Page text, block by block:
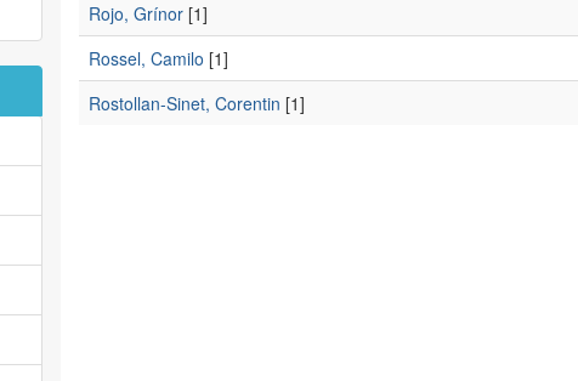
Rojo, Grínor[1]
Rossel, Camilo [1]
Rostollan-Sinet, Corentin [1]